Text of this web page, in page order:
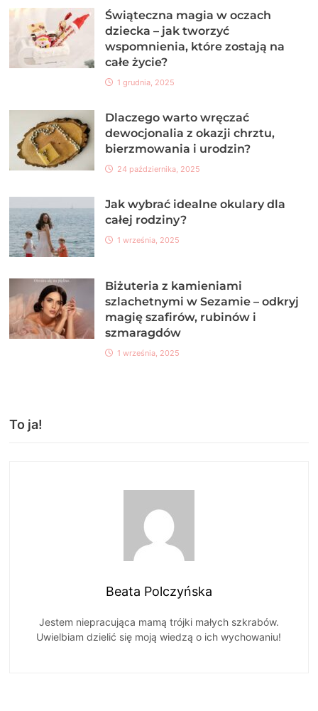
Świąteczna magia w oczach
dziecka – jak tworzyć
wspomnienia, które zostają na
całe życie?
1 grudnia, 2025
Dlaczego warto wręczać
dewocjonalia z okazji chrztu,
bierzmowania i urodzin?
24 października, 2025
Jak wybrać idealne okulary dla
całej rodziny?
1 września, 2025
Biżuteria z kamieniami
szlachetnymi w Sezamie – odkryj
magię szafirów, rubinów i
szmaragdów
1 września, 2025
To ja!
Beata Polczyńska
Jestem niepracująca mamą trójki małych szkrabów.
Uwielbiam dzielić się moją wiedzą o ich wychowaniu!